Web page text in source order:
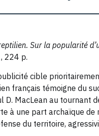
Sur la popularité
224 p.
cible
français témoigne du
D. MacLean au tournant
à une part archaïque
du territoire,